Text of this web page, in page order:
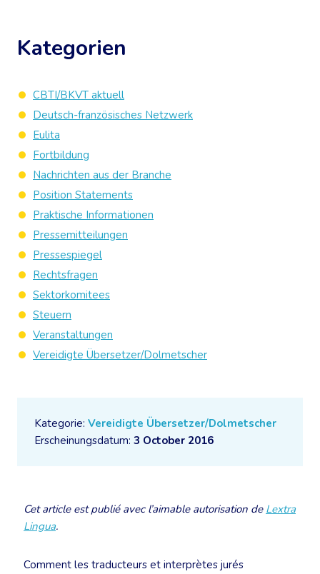
Kategorie: Vereidigte Übersetzer/Dolmetscher
Erscheinungsdatum: 3 October 2016
Cet article est publié avec l’aimable autorisation de Lextra
Lingua.
Comment les traducteurs et interprètes jurés
Kategorien
CBTI/BKVT aktuell
Deutsch-französisches Netzwerk
Eulita
Fortbildung
Nachrichten aus der Branche
Position Statements
Praktische Informationen
Pressemitteilungen
Pressespiegel
Rechtsfragen
Sektorkomitees
Steuern
Veranstaltungen
Vereidigte Übersetzer/Dolmetscher